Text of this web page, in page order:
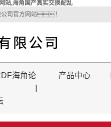
站,海角国产真实交换配乱
公司官方网站！
海角论 产品中心